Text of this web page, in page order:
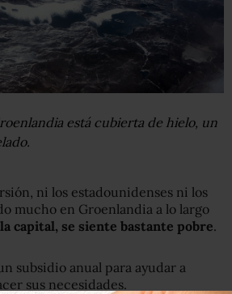
está cubierta de hielo, un
ni los estadounidenses ni los
mucho en Groenlandia a lo largo
capital, se siente bastante pobre.
subsidio anual para ayudar a
sus necesidades.